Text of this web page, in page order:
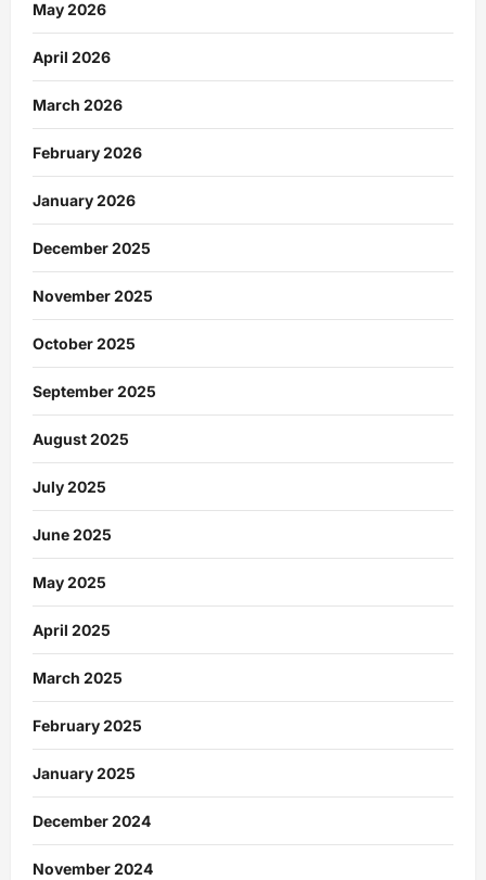
May 2026
April 2026
March 2026
February 2026
January 2026
December 2025
November 2025
October 2025
September 2025
August 2025
July 2025
June 2025
May 2025
April 2025
March 2025
February 2025
January 2025
December 2024
November 2024